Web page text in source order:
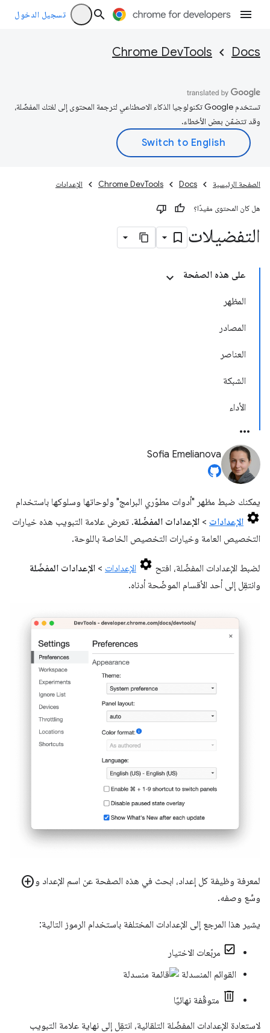
تسجيل الدخول
Docs
Chrome DevTools
تستخدم Google تكنولوجيا الذكاء الاصطناعي لترجمة المحتوى إلى لغتك المفضّلة،
وقد تتضمّن بعض الأخطاء.
الصفحة الرئيسية Docs
Chrome DevTools الإعدادات
هل كان المحتوى مفيدًا؟
التفضيلات
على هذه الصفحة
المظهر
المصادر
العناصر
الشبكة
الأداء
Sofia Emelianova
يمكنك ضبط مظهر "أدوات مطوّري البرامج" ولوحاتها وسلوكها باستخدام
الإعدادات > الإعدادات المفضّلة. تعرض علامة التبويب هذه خيارات
التخصيص العامة وخيارات التخصيص الخاصة باللوحة.
لضبط الإعدادات المفضّلة، افتح الإعدادات > الإعدادات المفضّلة
وانتقِل إلى أحد الأقسام الموضّحة أدناه.
لمعرفة وظيفة كل إعداد، ابحث في هذه الصفحة عن اسم الإعداد و add_circle
وسِّع وصفه.
يشير هذا المرجع إلى الإعدادات المختلفة باستخدام الرموز التالية:
مربّعات الاختيار
القوائم المنسدلة
متوقّفة نهائيًا
لاستعادة الإعدادات المفضّلة التلقائية، انتقِل إلى نهاية علامة التبويب